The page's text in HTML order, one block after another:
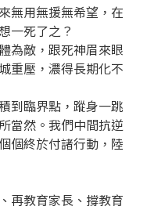
無用無援無希望，在
一死了之？
為敵，跟死神眉來眼
重壓，濃得長期化不
到臨界點，蹤身一跳
當然。我們中間抗逆
個終於付諸行動，陸
再教育家長、撐教育